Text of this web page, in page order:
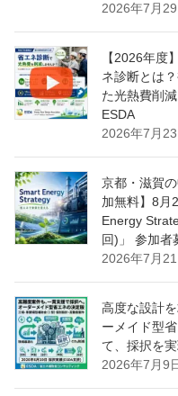
2026年7月29
【2026年度
ネ診断とは
た光熱費削
ESDA
2026年7月23
京都・滋賀
加無料】8月
Energy
回)」 参加者
2026年7月21
高度な設計
ーメイド型
て、採択を
2026年7月9